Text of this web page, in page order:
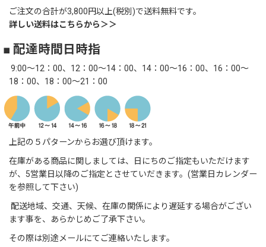
ご注文の合計が3,800円以上(税別)で送料無料です。
詳しい送料はこちらから＞＞
■ 配達時間日時指
9:00～12：00、12：00～14：00、14：00～16：00、16：00～
18：00、18：00～21：00
上記の５パターンからお選び頂けます。
在庫がある商品に関しましては、日にちのご指定もいただけます
が、5営業日以降のご指定とさせていだきます。(営業日カレンダー
を参照して下さい)
配送地域、交通、天候、在庫の関係により遅延する場合がござい
ます事を、あらかじめご了承下さい。
その際は別途メールにてご連絡いたします。